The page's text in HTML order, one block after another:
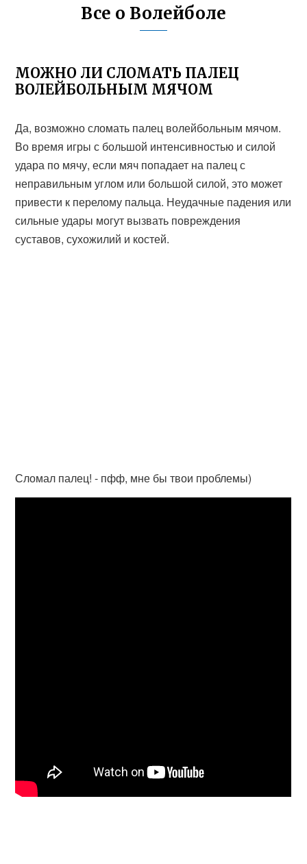
Все о Волейболе
МОЖНО ЛИ СЛОМАТЬ ПАЛЕЦ
ВОЛЕЙБОЛЬНЫМ МЯЧОМ
Да, возможно сломать палец волейбольным мячом.
Во время игры с большой интенсивностью и силой
удара по мячу, если мяч попадает на палец с
неправильным углом или большой силой, это может
привести к перелому пальца. Неудачные падения или
сильные удары могут вызвать повреждения
суставов, сухожилий и костей.
Сломал палец! - пфф, мне бы твои проблемы)